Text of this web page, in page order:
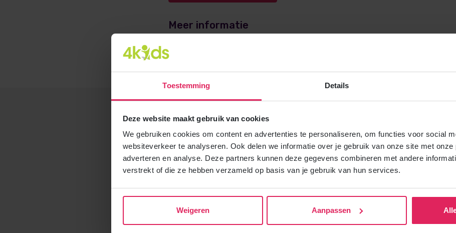
Toestemming Details
Deze website maakt gebruik van cookies
We gebruiken cookies om content en advertenties te personaliseren, om functies voor social
websiteverkeer te analyseren. Ook delen we informatie over je gebruik van onze site met
adverteren en analyse. Deze partners kunnen deze gegevens combineren met andere
verstrekt of die ze hebben verzameld op basis van je gebruik van hun services.
Weigeren Aanpassen
Meer informatie
opvangadvies@4kids.nl
Meer weten over gastouderopvang via
Vraag gratis en vrijblijvend de 4Kids
ontvang het direct in je mailbox.
Brochure aanvragen